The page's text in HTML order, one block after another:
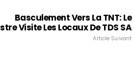
Basculement Vers La TNT: Le
Visite Les Locaux De TDS SA
Article Suivant